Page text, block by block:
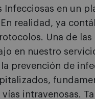
Infecciosas en un
realidad, ya
Una de las
en nuestro
la prevención de
intravenosas.